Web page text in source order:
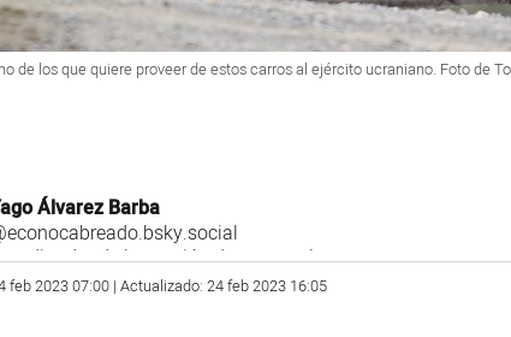
de los que quiere proveer de estos carros al ejército ucraniano. Foto de
Álvarez Barba
de la sección de economía
feb 2023 07:00 | Actualizado: 24 feb 2023 16:05